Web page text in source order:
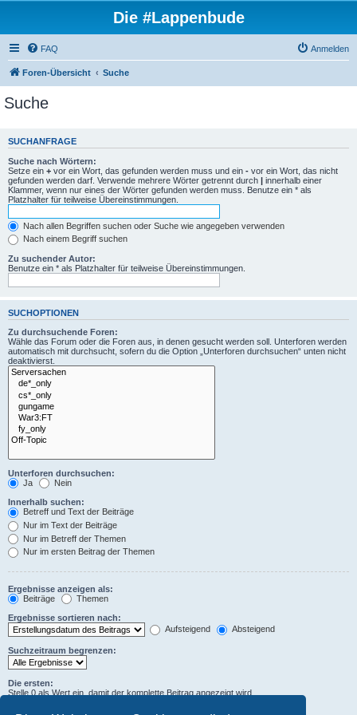
Die #Lappenbude
FAQ Anmelden
Foren-Übersicht Suche
Suche
SUCHANFRAGE
Suche nach Wörtern:
Setze ein + vor ein Wort, das gefunden werden muss und ein - vor ein Wort, das nicht
gefunden werden darf. Verwende mehrere Wörter getrennt durch | innerhalb einer
Klammer, wenn nur eines der Wörter gefunden werden muss. Benutze ein * als
Platzhalter für teilweise Übereinstimmungen.
Nach allen Begriffen suchen oder Suche wie angegeben verwenden
Nach einem Begriff suchen
Zu suchender Autor:
Benutze ein * als Platzhalter für teilweise Übereinstimmungen.
SUCHOPTIONEN
Zu durchsuchende Foren:
Wähle das Forum oder die Foren aus, in denen gesucht werden soll. Unterforen werden
automatisch mit durchsucht, sofern du die Option „Unterforen durchsuchen“ unten nicht
deaktivierst.
Unterforen durchsuchen:
Ja
Nein
Innerhalb suchen:
Betreff und Text der Beiträge
Nur im Text der Beiträge
Nur im Betreff der Themen
Nur im ersten Beitrag der Themen
Ergebnisse anzeigen als:
Beiträge
Themen
Ergebnisse sortieren nach:
Aufsteigend
Absteigend
Suchzeitraum begrenzen:
Die ersten:
Stelle 0 als Wert ein, damit der komplette Beitrag angezeigt wird.